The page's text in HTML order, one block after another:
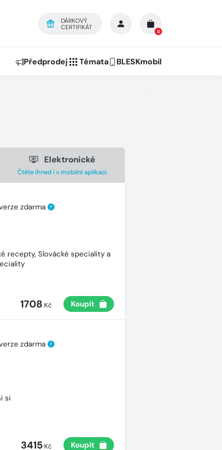
DÁRKOVÝ
CERTIFIKÁT
0
Předprodej Témata BLESKmobil
Elektronické
Čtěte ihned i v mobilní aplikaci
zdarma ?
recepty, Slovácké speciality a
1708 Kč Koupit
zdarma ?
si
3415Kč Koupit